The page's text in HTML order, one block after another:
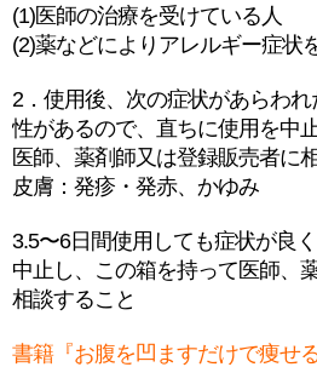
(1)医師の治療を受けている人
(2)薬などによりアレルギー症状
2．使用後、次の症状があらわ
性があるので、直ちに使用を中
医師、薬剤師又は登録販売者に
皮膚：発疹・発赤、かゆみ
3.5〜6日間使用しても症状が良
中止し、この箱を持って医師、
相談すること
書籍『お腹を凹ますだけで痩せ